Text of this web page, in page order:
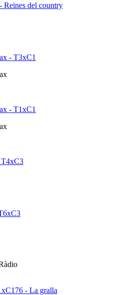
del country
- T3xC1
- T1xC1
T4xC3
- La gralla